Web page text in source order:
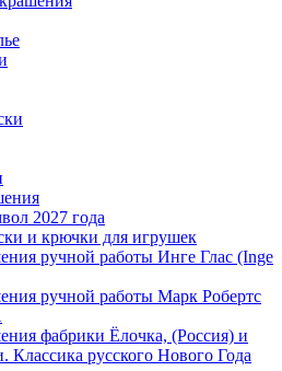
2027 года
и крючки для игрушек
ручной работы Инге Глас (Inge
ручной работы Марк Робертс
фабрики Ёлочка, (Россия) и
Классика русского Нового Года